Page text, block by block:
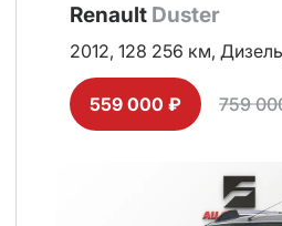
Renault Duster
2012, 128 256 км,
559 000 ₽ 759